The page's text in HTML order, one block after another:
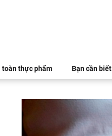
toàn thực phẩm Bạn cần biết